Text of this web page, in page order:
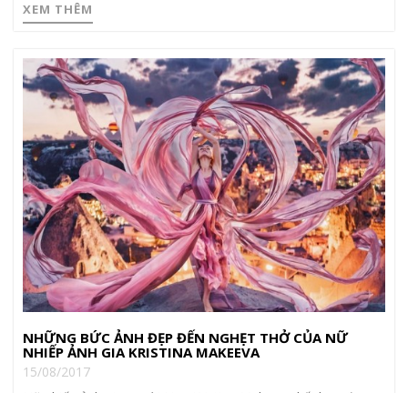
XEM THÊM
NHỮNG BỨC ẢNH ĐẸP ĐẾN NGHẸT THỞ CỦA NỮ
NHIẾP ẢNH GIA KRISTINA MAKEEVA
15/08/2017